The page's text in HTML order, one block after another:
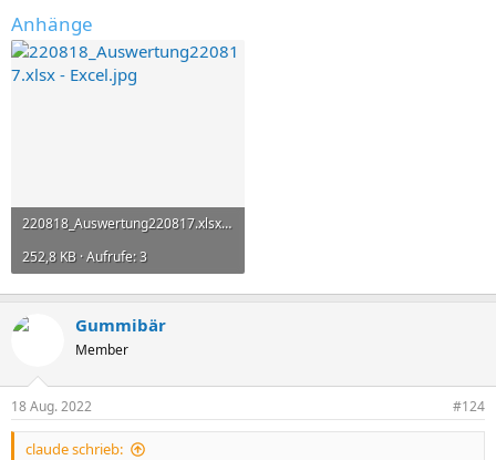
Anhänge
220818_Auswertung220817.xlsx - Excel.jpg
252,8 KB · Aufrufe: 3
Gummibär
Member
18 Aug. 2022 #124
claude schrieb: